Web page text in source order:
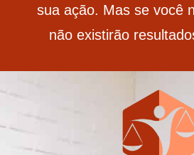
sua ação. Mas se você
não existirão